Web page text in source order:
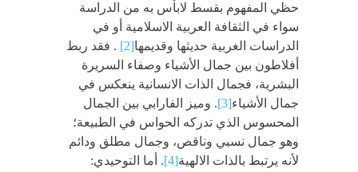
حظي المفهوم بقسط لابأس به من الدراسة
سواء في الثقافة العربية الاسلامية أو في
الدراسات الغربية حديثها وقديمها[2]
. فقد ربط
أفلاطون بين جمال الأشياء وصفاء السريرة
البشرية، فجمال الذات الانسانية ينعكس في
جمال الأشياء[3]
. وميز الفارابي بين الجمال
المحسوس الذي تدركه الحواس في الطبيعة؛
وهو جمال نسبي وناقص، وجمال مطلق ودائم
لأنه يرتبط بالذات الالهية[4]
. أما التوحيدي: